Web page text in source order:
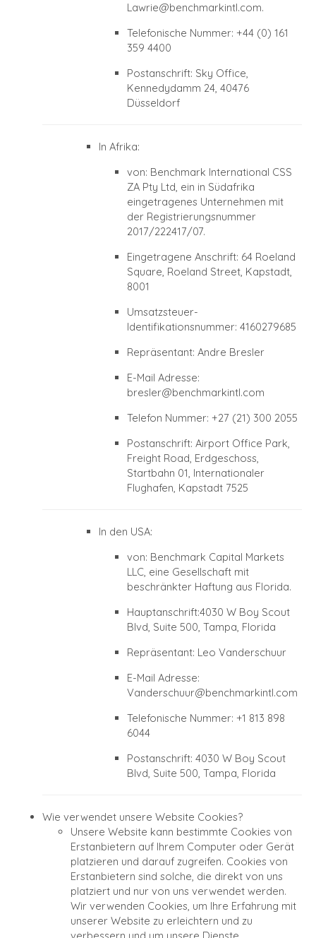
Lawrie@benchmarkintl.com.
Telefonische Nummer: +44 (0) 161
359 4400
Postanschrift: Sky Office,
Kennedydamm 24, 40476
Düsseldorf
In Afrika:
von: Benchmark International CSS
ZA Pty Ltd, ein in Südafrika
eingetragenes Unternehmen mit
der Registrierungsnummer
2017/222417/07.
Eingetragene Anschrift: 64 Roeland
Square, Roeland Street, Kapstadt,
8001
Umsatzsteuer-
Identifikationsnummer: 4160279685
Repräsentant: Andre Bresler
E-Mail Adresse:
bresler@benchmarkintl.com
Telefon Nummer: +27 (21) 300 2055
Postanschrift: Airport Office Park,
Freight Road, Erdgeschoss,
Startbahn 01, Internationaler
Flughafen, Kapstadt 7525
In den USA:
von: Benchmark Capital Markets
LLC, eine Gesellschaft mit
beschränkter Haftung aus Florida.
Hauptanschrift:4030 W Boy Scout
Blvd, Suite 500, Tampa, Florida
Repräsentant: Leo Vanderschuur
E-Mail Adresse:
Vanderschuur@benchmarkintl.com
Telefonische Nummer: +1 813 898
6044
Postanschrift: 4030 W Boy Scout
Blvd, Suite 500, Tampa, Florida
Wie verwendet unsere Website Cookies?
Unsere Website kann bestimmte Cookies von
Erstanbietern auf Ihrem Computer oder Gerät
platzieren und darauf zugreifen. Cookies von
Erstanbietern sind solche, die direkt von uns
platziert und nur von uns verwendet werden.
Wir verwenden Cookies, um Ihre Erfahrung mit
unserer Website zu erleichtern und zu